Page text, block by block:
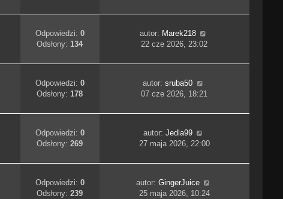
Odpowiedzi: 0
Odsłony:134
autor: Marek218
22 cze 2026, 23:02
Odpowiedzi: 0
Odsłony:178
autor:sruba50
07 cze 2026, 18:21
Odpowiedzi: 0
Odsłony:269
autor: Jedla99
27 maja 2026, 22:00
Odpowiedzi: 0
Odsłony:239
autor: GingerJuice
25 maja 2026, 10:24